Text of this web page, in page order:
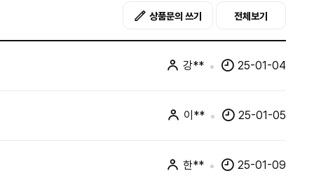
상품문의 쓰기 전체보기
강** 25-01-04
이** 25-01-05
한** 25-01-09